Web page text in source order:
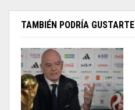
TAMBIÉN PODRÍA GUSTARTE